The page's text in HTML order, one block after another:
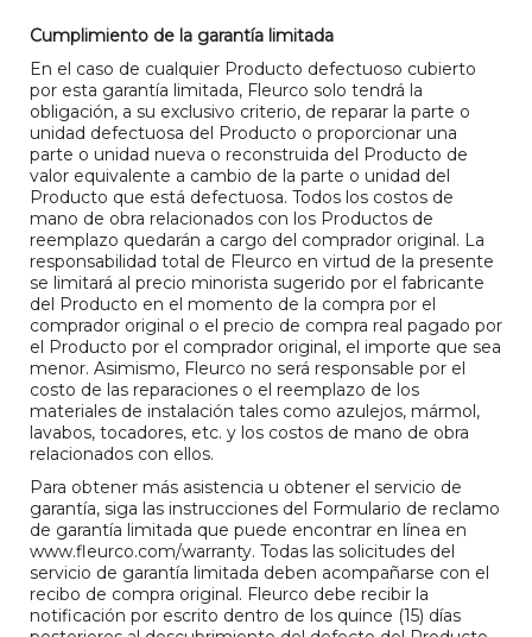
Cumplimiento de la garantía limitada
En el caso de cualquier Producto defectuoso cubierto
por esta garantía limitada, Fleurco solo tendrá la
obligación, a su exclusivo criterio, de reparar la parte o
unidad defectuosa del Producto o proporcionar una
parte o unidad nueva o reconstruida del Producto de
valor equivalente a cambio de la parte o unidad del
Producto que está defectuosa. Todos los costos de
mano de obra relacionados con los Productos de
reemplazo quedarán a cargo del comprador original. La
responsabilidad total de Fleurco en virtud de la presente
se limitará al precio minorista sugerido por el fabricante
del Producto en el momento de la compra por el
comprador original o el precio de compra real pagado por
el Producto por el comprador original, el importe que sea
menor. Asimismo, Fleurco no será responsable por el
costo de las reparaciones o el reemplazo de los
materiales de instalación tales como azulejos, mármol,
lavabos, tocadores, etc. y los costos de mano de obra
relacionados con ellos.
Para obtener más asistencia u obtener el servicio de
garantía, siga las instrucciones del Formulario de reclamo
de garantía limitada que puede encontrar en línea en
www.fleurco.com/warranty. Todas las solicitudes del
servicio de garantía limitada deben acompañarse con el
recibo de compra original. Fleurco debe recibir la
notificación por escrito dentro de los quince (15) días